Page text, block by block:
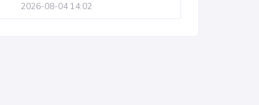
2026-08-04 14:02